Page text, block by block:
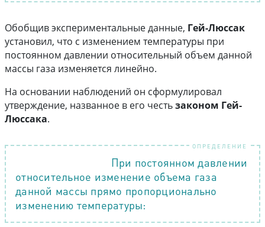
Обобщив экспериментальные данные, Гей-Люссак
установил, что с изменением температуры при
постоянном давлении относительный объем данной
массы газа изменяется линейно.
На основании наблюдений он сформулировал
утверждение, названное в его честьзаконом Гей-
Люссака.
При постоянном давлении
относительное изменение объема газа
данной массы прямо пропорционально
изменению температуры: